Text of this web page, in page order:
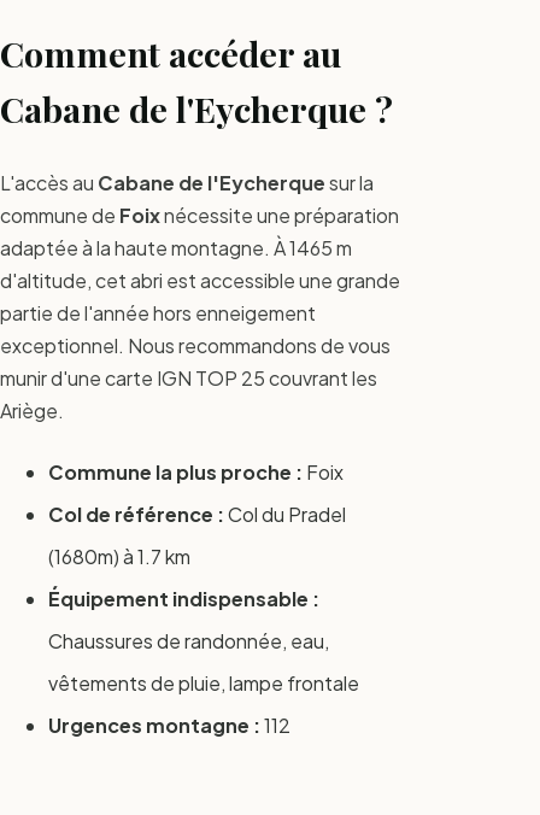
Comment accéder au
Cabane de l'Eycherque ?
L'accès au Cabane de l'Eycherquesur la
commune de Foixnécessite une préparation
adaptée à la haute montagne. À 1465 m
d'altitude, cet abri est accessible une grande
partie de l'année hors enneigement
exceptionnel. Nous recommandons de vous
munir d'une carte IGN TOP 25 couvrant les
Ariège.
Commune la plus proche : Foix
Col de référence :Col du Pradel
(1680m) à 1.7 km
Équipement indispensable :
Chaussures de randonnée, eau,
vêtements de pluie, lampe frontale
Urgences montagne :112